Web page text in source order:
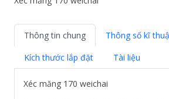
Thông tin chung
Thông số kĩ
Kích thước lắp đặt
Tài liệu
Xéc măng 170 weichai